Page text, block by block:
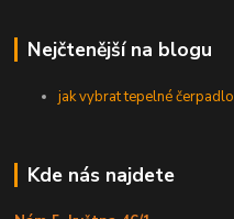
Nejčtenější na blogu
jak vybrat tepelné čerpadlo
Kde nás najdete